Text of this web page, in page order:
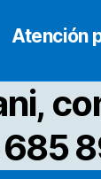
Atención